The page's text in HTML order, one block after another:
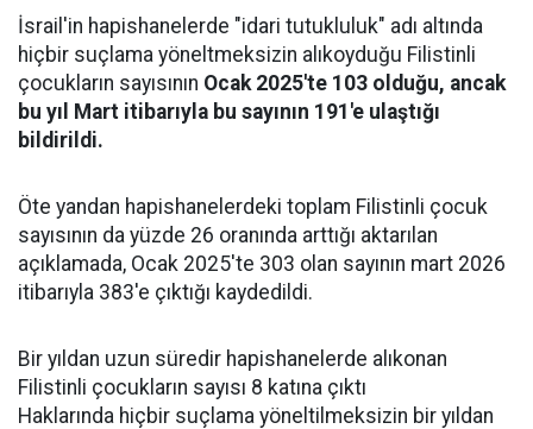
İsrail'in hapishanelerde "idari tutukluluk" adı altında
hiçbir suçlama yöneltmeksizin alıkoyduğu Filistinli
çocukların sayısının Ocak 2025'te 103 olduğu, ancak
bu yıl Mart itibarıyla bu sayının 191'e ulaştığı
bildirildi.
Öte yandan hapishanelerdeki toplam Filistinli çocuk
sayısının da yüzde 26 oranında arttığı aktarılan
açıklamada, Ocak 2025'te 303 olan sayının mart 2026
itibarıyla 383'e çıktığı kaydedildi.
Bir yıldan uzun süredir hapishanelerde alıkonan
Filistinli çocukların sayısı 8 katına çıktı
Haklarında hiçbir suçlama yöneltilmeksizin bir yıldan